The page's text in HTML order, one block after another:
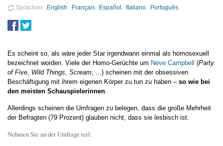
Sprachen
English Français Español Italiano Português
Es scheint so, als wäre jeder Star irgendwann einmal als homosexuell
bezeichnet worden. Viele der Homo-Gerüchte um Neve Campbell (Party
of Five, Wild Things, Scream, ...) scheinen mit der obsessiven
Beschäftigung mit ihrem eigenen Körper zu tun zu haben – so wie bei
den meisten Schauspielerinnen.
Allerdings scheinen die Umfragen zu belegen, dass die große Mehrheit
der Befragten (79 Prozent) glauben nicht, dass sie lesbisch ist.
Nehmen Sie an der Umfrage teil: